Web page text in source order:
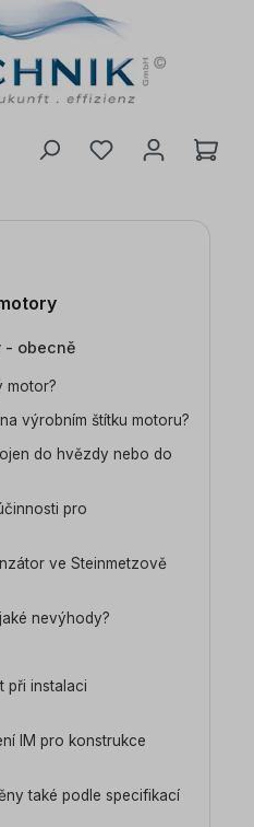
- obecně
motor?
výrobním štítku motoru?
do hvězdy nebo do
pro
ve Steinmetzově
nevýhody?
při instalaci
IM pro konstrukce
také podle specifikací